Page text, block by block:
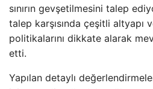
sınırın gevşetilmesini talep
talep karşısında çeşitli altyapı
politikalarını dikkate alarak
etti.
Yapılan detaylı